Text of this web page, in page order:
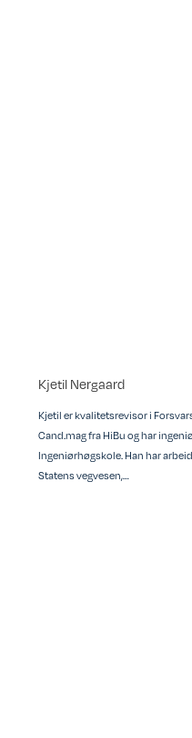
Kjetil Nergaard
Kjetil er kvalitetsrevisor i
Cand.mag fra HiBu og har
Ingeniørhøgskole. Han har
Statens vegvesen,…